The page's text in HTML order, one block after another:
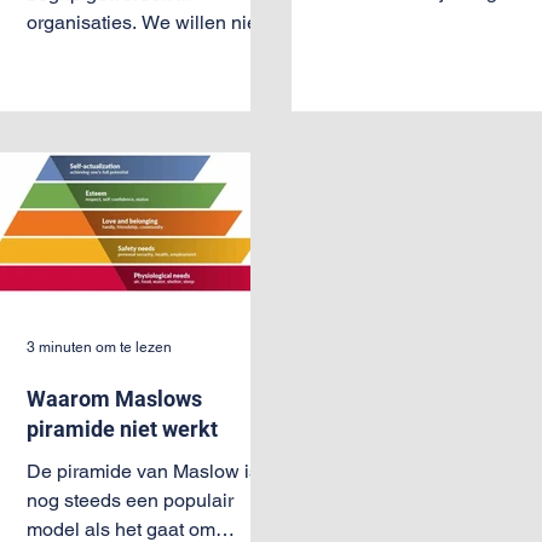
organisaties. We willen niet
functioneren, maar...
Waarom Maslows
piramide niet werkt
De piramide van Maslow is
nog steeds een populair
model als het gaat om
3 minuten om te lezen